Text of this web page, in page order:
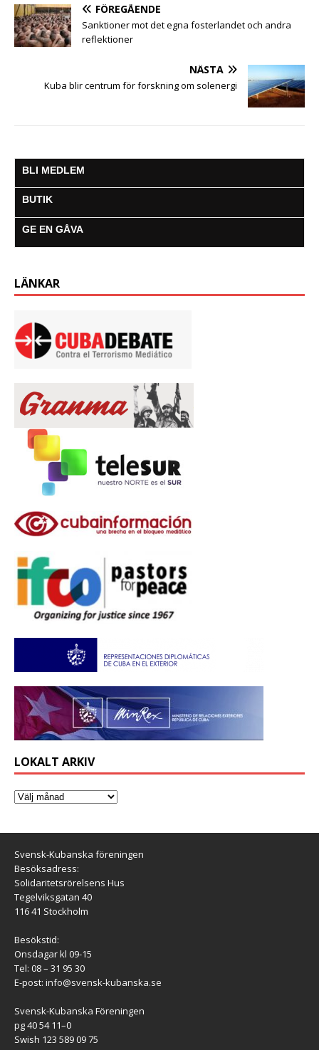
o
k
r
p
p
g
e
m
FÖREGÅENDE
Sanktioner mot det egna fosterlandet och andra
reflektioner
NÄSTA
Kuba blir centrum för forskning om solenergi
BLI MEDLEM
BUTIK
GE EN GÅVA
LÄNKAR
LOKALT ARKIV
Svensk-Kubanska föreningen
Besöksadress:
Solidaritetsrörelsens Hus
Tegelviksgatan 40
116 41 Stockholm
Besökstid:
Onsdagar kl 09-15
Tel: 08 – 31 95 30
E-post: info@svensk-kubanska.se
Svensk-Kubanska Föreningen
pg 40 54 11–0
Swish 123 589 09 75